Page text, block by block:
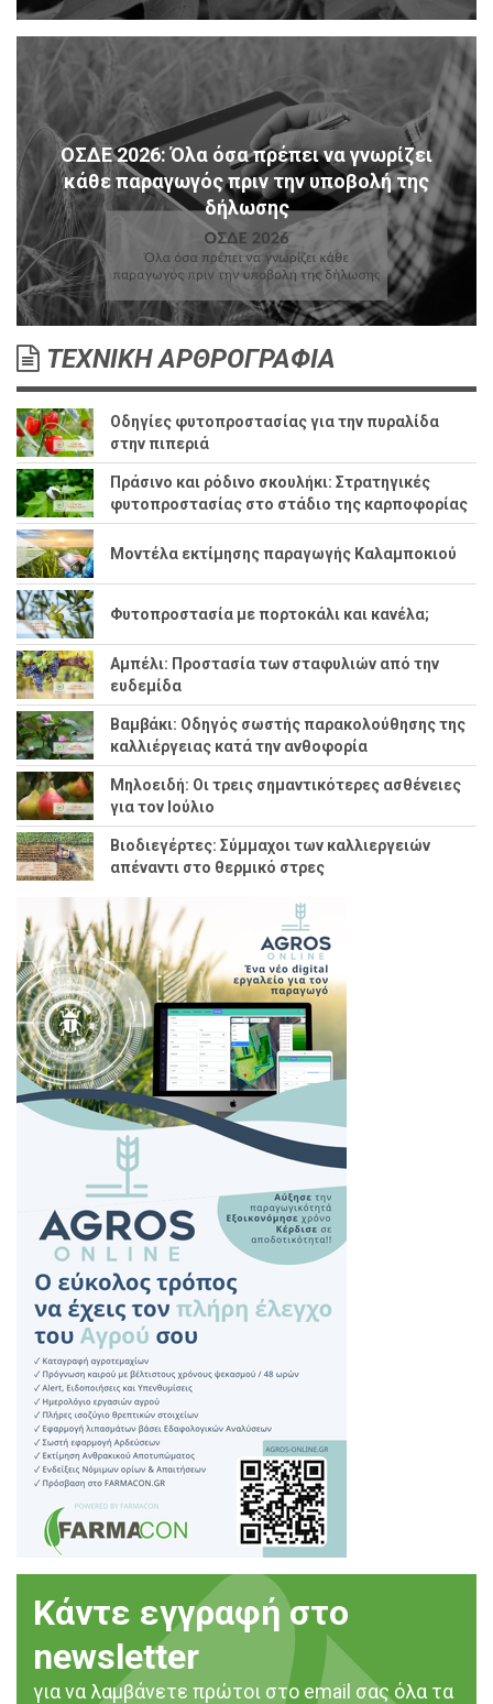
ΟΣΔΕ 2026: Όλα όσα πρέπει να γνωρίζει
κάθε παραγωγός πριν την υποβολή της
δήλωσης
ΤΕΧΝΙΚΗ ΑΡΘΡΟΓΡΑΦΙΑ
Οδηγίες φυτοπροστασίας για την πυραλίδα
στην πιπεριά
Πράσινο και ρόδινο σκουλήκι: Στρατηγικές
φυτοπροστασίας στο στάδιο της καρποφορίας
Μοντέλα εκτίμησης παραγωγής Καλαμποκιού
Φυτοπροστασία με πορτοκάλι και κανέλα;
Αμπέλι: Προστασία των σταφυλιών από την
ευδεμίδα
Βαμβάκι: Οδηγός σωστής παρακολούθησης της
καλλιέργειας κατά την ανθοφορία
Μηλοειδή: Οι τρεις σημαντικότερες ασθένειες
για τον Ιούλιο
Βιοδιεγέρτες: Σύμμαχοι των καλλιεργειών
απέναντι στο θερμικό στρες
Κάντε εγγραφή στο
newsletter
για να λαμβάνετε πρώτοι στο email σας όλα τα